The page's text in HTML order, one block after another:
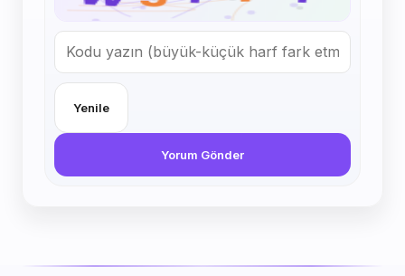
Yenile
Yorum Gönder